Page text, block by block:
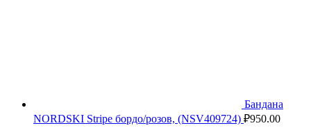
Бандана
NORDSKI Stripe бордо/розов, (NSV409724) ₽950.00